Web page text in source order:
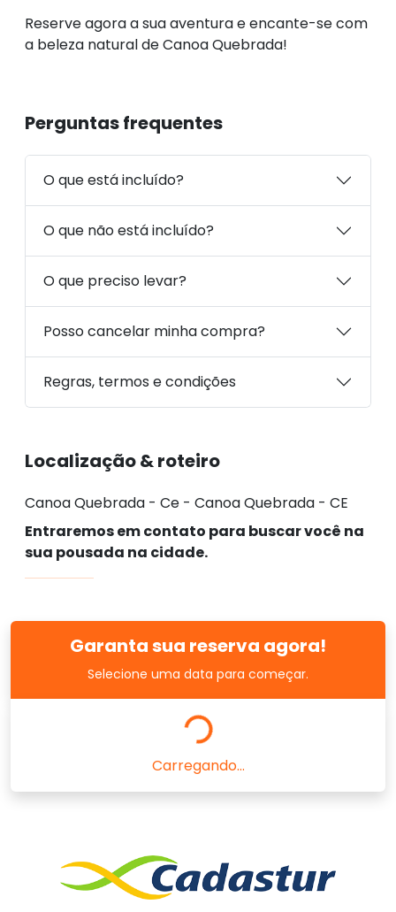
Reserve agora a sua aventura e encante-se com
a beleza natural de Canoa Quebrada!
Perguntas frequentes
O que está incluído?
O que não está incluído?
O que preciso levar?
Posso cancelar minha compra?
Regras, termos e condições
Localização & roteiro
Canoa Quebrada - Ce - Canoa Quebrada - CE
Entraremos em contato para buscar você na
sua pousada na cidade.
Garanta sua reserva agora!
Selecione uma data para começar.
Carregando...